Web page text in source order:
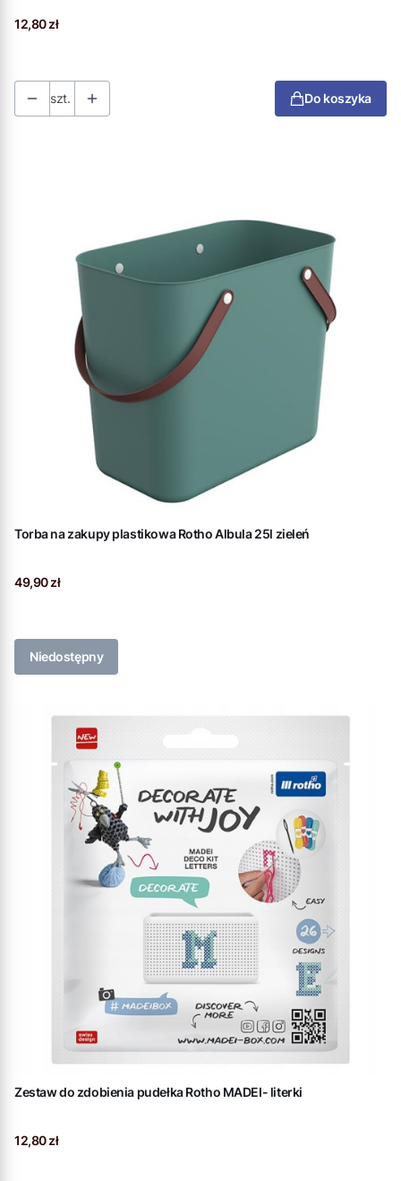
Cena
12,80 zł
szt. Do koszyka
Torba na zakupy plastikowa Rotho Albula 25l zieleń
Cena
49,90 zł
Niedostępny
Zestaw do zdobienia pudełka Rotho MADEI- literki
Cena
12,80 zł